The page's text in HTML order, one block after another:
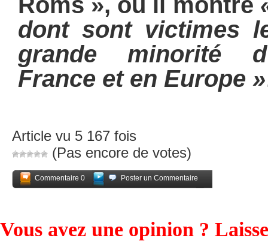
dont sont victimes
grande minorité
France et en Europe »
Article vu 5 167 fois
(Pas encore de votes)
Commentaire 0
Poster un Commentaire
Vous avez une opinion ?